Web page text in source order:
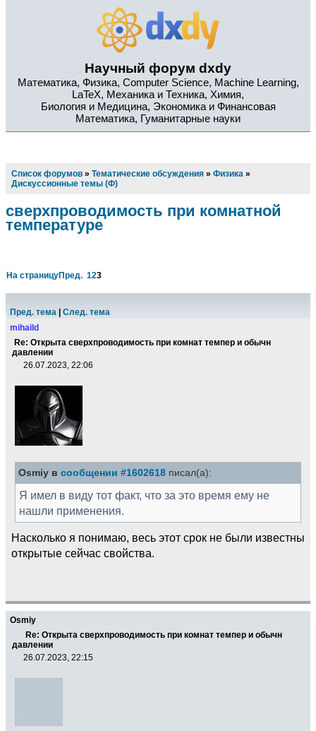
Научный форум dxdy
Математика, Физика, Computer Science, Machine Learning,
LaTeX, Механика и Техника, Химия,
Биология и Медицина, Экономика и Финансовая
Математика, Гуманитарные науки
Список форумов » Тематические обсуждения » Физика »
Дискуссионные темы (Ф)
сверхпроводимость при комнатной
температуре
На страницуПред. 123
Пред. тема
След. тема
mihaild
Re: Открыта сверхпроводимость при комнат темпер и обычн
давлении
26.07.2023, 22:06
Osmiy в сообщении #1602618 писал(а):
Я имел в виду тот факт, что за это время ему не
нашли применения.
Насколько я понимаю, весь этот срок не были известны
открытые сейчас свойства.
Osmiy
Re: Открыта сверхпроводимость при комнат темпер и обычн
давлении
26.07.2023, 22:15